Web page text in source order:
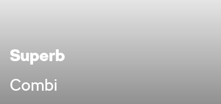
Superb
Combi